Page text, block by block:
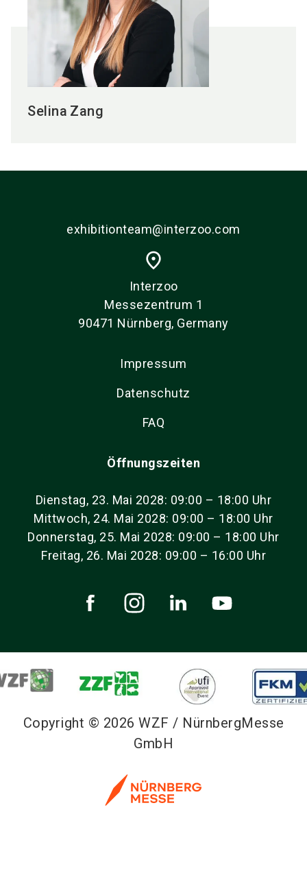
Selina Zang
exhibitionteam@interzoo.com
place
Interzoo
Messezentrum 1
90471 Nürnberg, Germany
Impressum
Datenschutz
FAQ
Öffnungszeiten
Dienstag, 23. Mai 2028: 09:00 – 18:00 Uhr
Mittwoch, 24. Mai 2028: 09:00 – 18:00 Uhr
Donnerstag, 25. Mai 2028: 09:00 – 18:00 Uhr
Freitag, 26. Mai 2028: 09:00 – 16:00 Uhr
Copyright © 2026 WZF / NürnbergMesse
GmbH